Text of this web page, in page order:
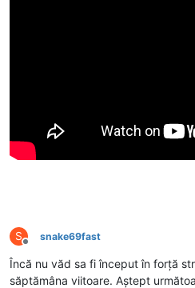
S
Deconectat
snake69fast
Încă nu văd sa fi început în forță
săptămâna viitoare. Aștept